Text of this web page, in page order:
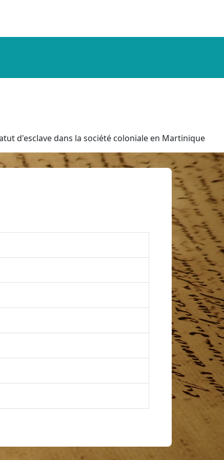
d'esclave dans la société coloniale en Martinique